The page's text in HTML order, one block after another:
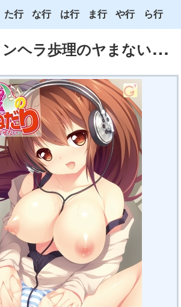
歩理のヤまないおねだり ～ヘッドホンははずせない～
た行
ち
つ
て
と
な行
に
ぬ
ね
の
は行
ひ
ふ
へ
ほ
ま行
み
む
め
も
や行
ゆ
よ
わ
ら行
り